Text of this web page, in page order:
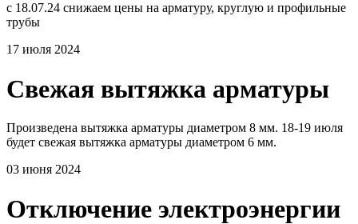
с 18.07.24 снижаем цены на арматуру, круглую и профильные
трубы
17 июля 2024
Свежая вытяжка арматуры
Произведена вытяжка арматуры диаметром 8 мм. 18-19 июля
будет свежая вытяжка арматуры диаметром 6 мм.
03 июня 2024
Отключение электроэнергии